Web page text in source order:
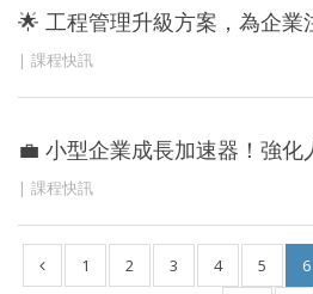
🌟 工程管理升級方案，為企業
課程快訊
💼 小型企業成長加速器！強化
課程快訊
1 2 3 4 5 6